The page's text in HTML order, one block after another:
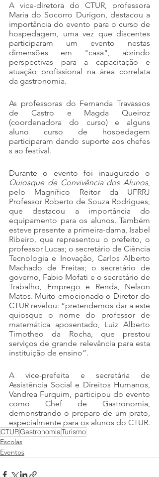
A vice-diretora do CTUR, professora
Maria do Socorro Durigon, destacou a
importância do evento para o curso de
hospedagem, uma vez que discentes
participaram um evento nestas
dimensões em "casa", abrindo
perspectivas para a capacitação e
atuação profissional na área correlata
da gastronomia.
As professoras do Fernanda Travassos
de Castro e Magda Queiroz
(coordenadora do curso) e alguns
aluno curso de hospedagem
participaram dando suporte aos chefes
s ao festival.
Quiosque de Convivência dos Alunos,
pelo Magnífico Reitor da UFRRJ
Professor Roberto de Souza Rodrigues,
que destacou a importância do
equipamento para os alunos. Também
esteve presente a primeira-dama, Isabel
Ribeiro, que representou o prefeito, o
professor Lucas; o secretário de Ciência
Tecnologia e Inovação, Carlos Alberto
Machado de Freitas; o secretário de
governo, Fabio Mofati e o secretário de
Trabalho, Emprego e Renda, Nelson
Matos. Muito emocionado o Diretor do
CTUR revelou: “pretendemos dar a este
quiosque o nome do professor de
matemática aposentado, Luiz Alberto
Timotheo da Rocha, que prestou
serviços de grande relevância para esta
instituição de ensino”.
A vice-prefeita e secretária de
Assistência Social e Direitos Humanos,
Vandrea Furquim, participou do evento
como Chef de Gastronomia,
demonstrando o preparo de um prato,
especialmente para os alunos do CTUR.
CTURGastronomiaTurismo
Escolas
Eventos